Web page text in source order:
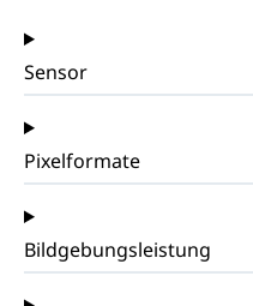
Sensor
Pixelformate
Bildgebungsleistung